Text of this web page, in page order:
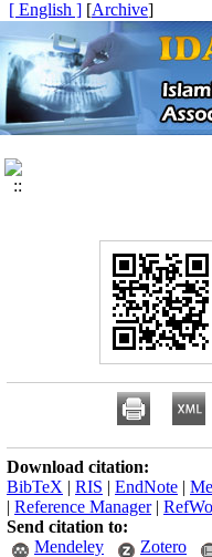
[
Archive
]
[ English ]
Download citation:
BibTeX | RIS | EndNote |
| Reference Manager|
Send citation to:
Mendeley
Zotero